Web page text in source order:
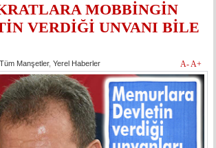
MOBBİNGİN
VERDİĞİ UNVANI BİLE
Tüm Manşetler, Yerel Haberler A-A+